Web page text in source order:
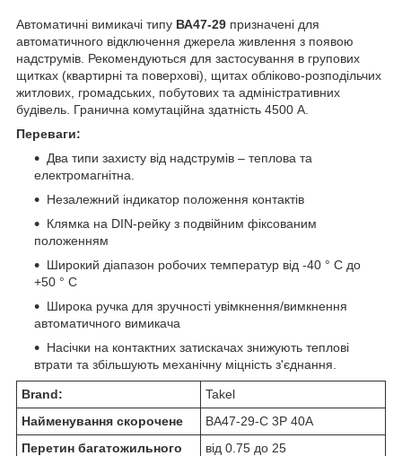
Автоматичні вимикачі типу ВА47-29 призначені для
автоматичного відключення джерела живлення з появою
надструмів. Рекомендуються для застосування в групових
щитках (квартирні та поверхові), щитах обліково-розподільчих
житлових, громадських, побутових та адміністративних
будівель. Гранична комутаційна здатність 4500 А.
Переваги:
Два типи захисту від надструмів – теплова та
електромагнітна.
Незалежний індикатор положення контактів
Клямка на DIN-рейку з подвійним фіксованим
положенням
Широкий діапазон робочих температур від -40 ° С до
+50 ° С
Широка ручка для зручності увімкнення/вимкнення
автоматичного вимикача
Насічки на контактних затискачах знижують теплові
втрати та збільшують механічну міцність з'єднання.
Brand:
Takel
Найменування скорочене
ВА47-29-С 3Р 40А
Перетин багатожильного
від 0.75 до 25